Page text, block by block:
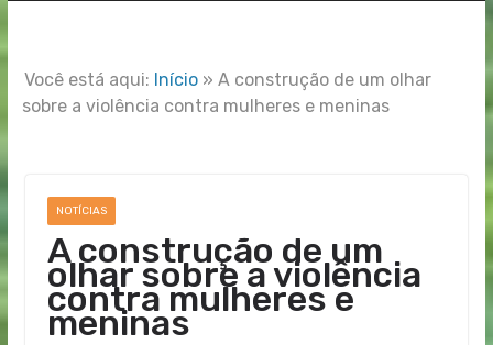
Você está aqui: Início» A construção de um olhar
sobre a violência contra mulheres e meninas
NOTÍCIAS
A construção de um
olhar sobre a violência
contra mulheres e
meninas